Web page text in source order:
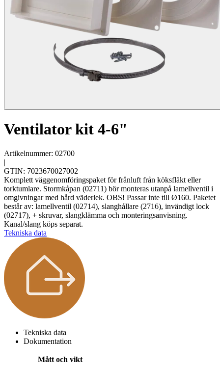
Ventilator kit 4-6"
Artikelnummer: 02700
|
GTIN: 7023670027002
Komplett väggenomföringspaket för frånluft från köksfläkt eller
torktumlare. Stormkåpan (02711) bör monteras utanpå lamellventil i
omgivningar med hård väderlek. OBS! Passar inte till Ø160. Paketet
består av: lamellventil (02714), slanghållare (2716), invändigt lock
(02717), + skruvar, slangklämma och monteringsanvisning.
Kanal/slang köps separat.
Tekniska data
Tekniska data
Dokumentation
Mått och vikt